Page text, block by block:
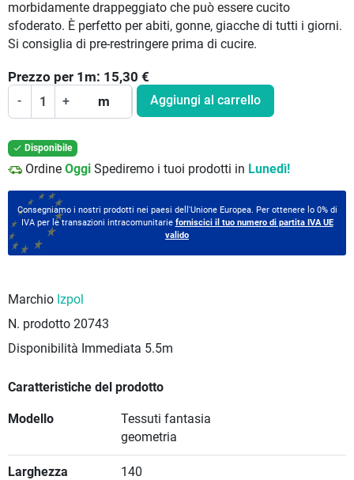
morbidamente drappeggiato che può essere cucito
sfoderato. È perfetto per abiti, gonne, giacche di tutti i giorni.
Si consiglia di pre-restringere prima di cucire.
Prezzo per 1 m: 15,30 €
- + m Aggiungi al carrello
 Disponibile
Ordine Oggi Spediremo i tuoi prodotti in Lunedì!
Consegniamo i nostri prodotti nei paesi dell'Unione Europea. Per ottenere lo 0% di
IVA per le transazioni intracomunitarie forniscici il tuo numero di partita IVA UE
valido
Marchio Izpol
N. prodotto 20743
Disponibilità Immediata 5.5m
Caratteristiche del prodotto
Modello
Tessuti fantasia
geometria
Larghezza 140